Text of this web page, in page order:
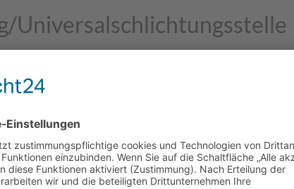
Universal­schlichtungs­stelle
vor einer Verbraucherschlichtungsstelle